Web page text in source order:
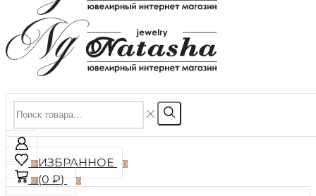
0ИЗБРАННОЕ 0
0(0₽) 0